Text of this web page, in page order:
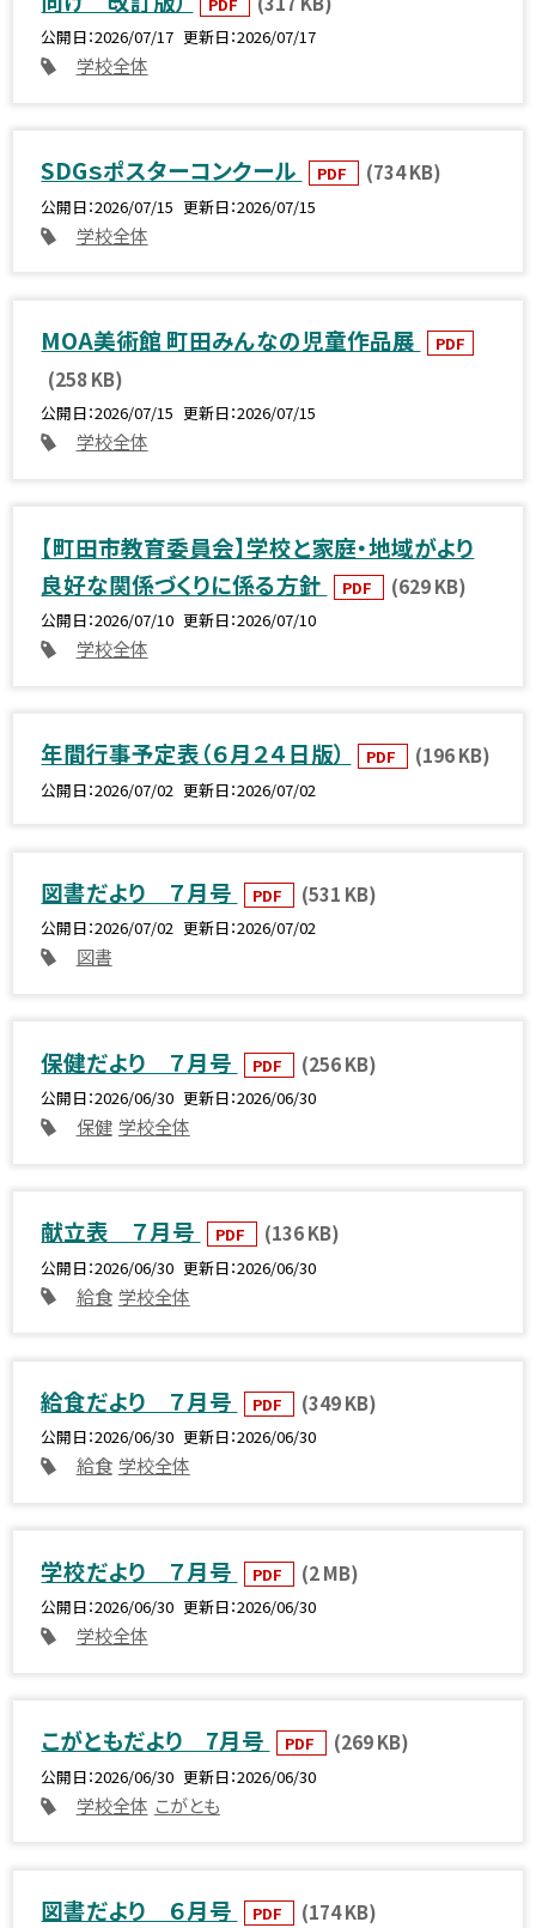
公開日 2026/07/17 更新日 2026/07/17
学校全体
SDGｓポスターコンクール PDF (734 KB)
公開日 2026/07/15 更新日 2026/07/15
学校全体
MOA美術館 町田みんなの児童作品展 PDF
(258 KB)
公開日 2026/07/15 更新日 2026/07/15
学校全体
【町田市教育委員会】学校と家庭・地域がより
良好な関係づくりに係る方針
PDF (629 KB)
公開日 2026/07/10 更新日 2026/07/10
学校全体
年間行事予定表（６月２４日版） PDF (196 KB)
公開日 2026/07/02 更新日 2026/07/02
図書だより ７月号 PDF (531 KB)
公開日 2026/07/02 更新日 2026/07/02
図書
保健だより ７月号 PDF (256 KB)
公開日 2026/06/30 更新日 2026/06/30
保健 学校全体
献立表 ７月号 PDF (136 KB)
公開日 2026/06/30 更新日 2026/06/30
給食 学校全体
給食だより ７月号 PDF (349 KB)
公開日 2026/06/30 更新日 2026/06/30
給食 学校全体
学校だより ７月号 PDF (2 MB)
公開日 2026/06/30 更新日 2026/06/30
学校全体
こがともだより 7月号 PDF (269 KB)
公開日 2026/06/30 更新日 2026/06/30
学校全体 こがとも
図書だより ６月号 PDF (174 KB)